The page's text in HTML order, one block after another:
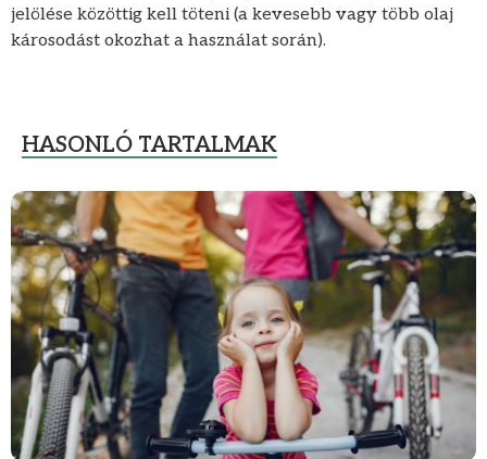
jelölése közöttig kell töteni (a kevesebb vagy több olaj
károsodást okozhat a használat során).
HASONLÓ TARTALMAK